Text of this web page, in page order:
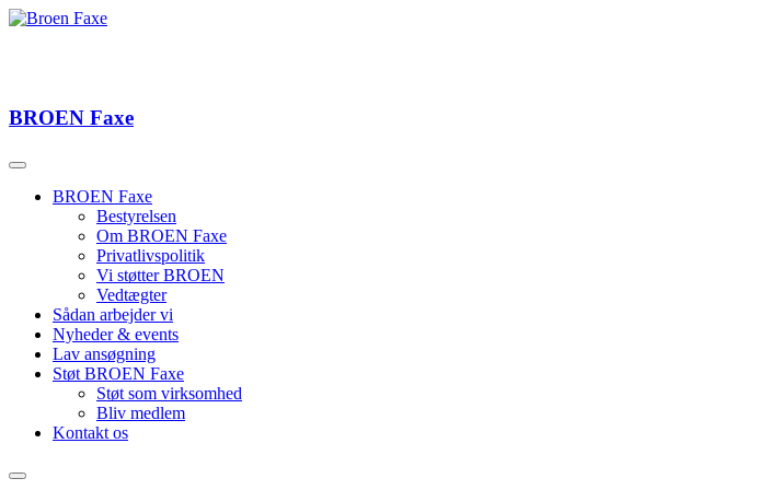
BROEN Faxe
BROEN Faxe
Bestyrelsen
Om BROEN Faxe
Privatlivspolitik
Vi støtter BROEN
Vedtægter
Sådan arbejder vi
Nyheder & events
Lav ansøgning
Støt BROEN Faxe
Støt som virksomhed
Bliv medlem
Kontakt os